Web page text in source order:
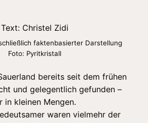
Text: Christel Zidi
faktenbasierter Darstellung
Foto: Pyritkristall
bereits seit dem frühen
und gelegentlich gefunden –
in kleinen Mengen.
waren vielmehr der